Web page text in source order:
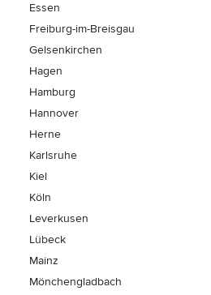
Essen
Freiburg-im-Breisgau
Gelsenkirchen
Hagen
Hamburg
Hannover
Herne
Karlsruhe
Kiel
Köln
Leverkusen
Lübeck
Mainz
Mönchen­gladbach